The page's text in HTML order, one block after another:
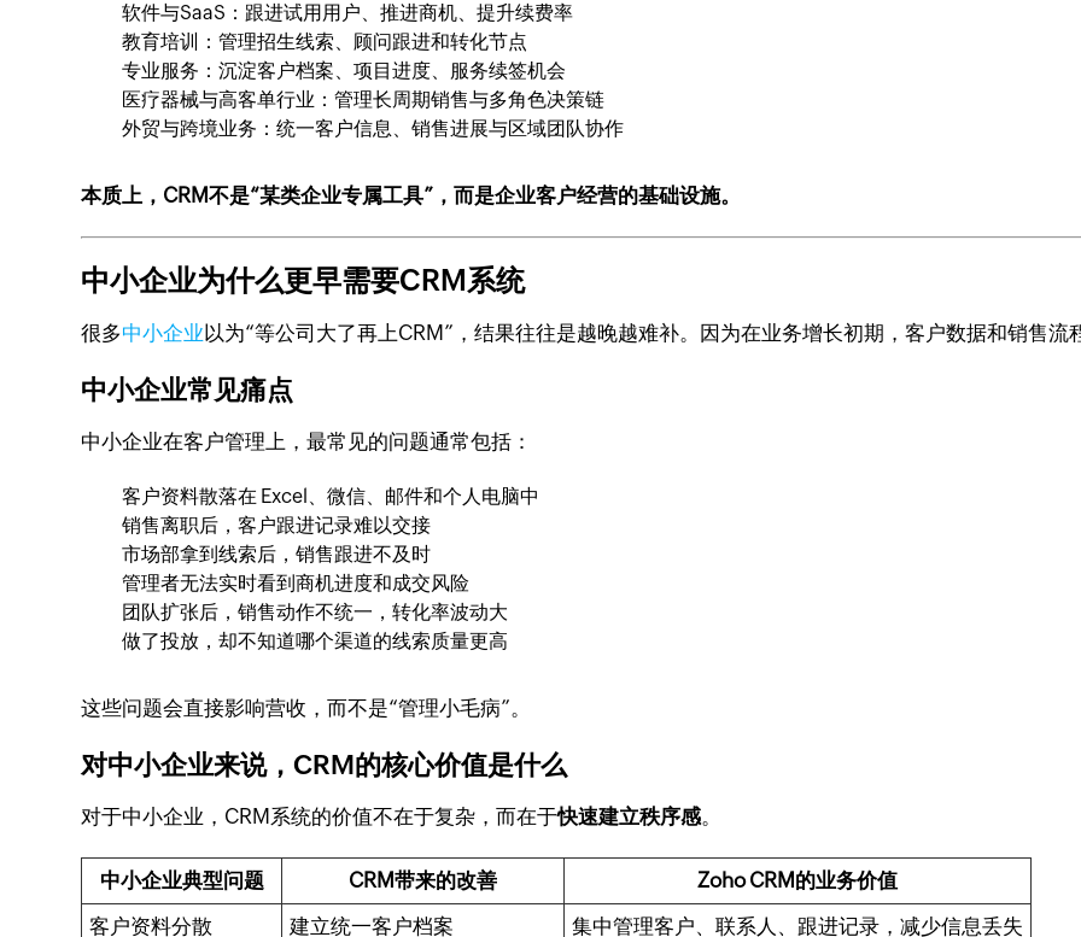
软件与SaaS：跟进试用用户、推进商机、提升续费率
教育培训：管理招生线索、顾问跟进和转化节点
专业服务：沉淀客户档案、项目进度、服务续签机会
医疗器械与高客单行业：管理长周期销售与多角色决策链
外贸与跨境业务：统一客户信息、销售进展与区域团队协作
本质上，CRM不是“某类企业专属工具”，而是企业客户经营的基础设施。
中小企业为什么更早需要CRM系统
很多中小企业以为“等公司大了再上CRM”，结果往往是越晚越难补。因为在业务增长初期，客户数据和销售流
中小企业常见痛点
中小企业在客户管理上，最常见的问题通常包括：
客户资料散落在 Excel、微信、邮件和个人电脑中
销售离职后，客户跟进记录难以交接
市场部拿到线索后，销售跟进不及时
管理者无法实时看到商机进度和成交风险
团队扩张后，销售动作不统一，转化率波动大
做了投放，却不知道哪个渠道的线索质量更高
这些问题会直接影响营收，而不是“管理小毛病”。
对中小企业来说，CRM的核心价值是什么
对于中小企业，CRM系统的价值不在于复杂，而在于快速建立秩序感。
中小企业典型问题 CRM带来的改善
Zoho CRM的业务价值
客户资料分散
建立统一客户档案
集中管理客户、联系人、跟进记录，减少信息丢失